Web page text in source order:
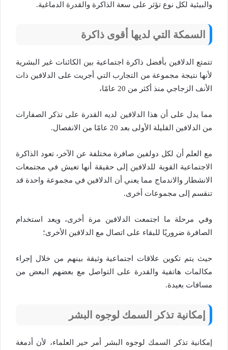
والبيئية لكل نوع تؤثر على سعة الذاكرة والقدرة الدماغية.
السمكة التي لديها أقوى ذاكرة
تتمتع الدلافين بأفضل ذاكرة اجتماعية بين الكائنات غير البشرية
لأنها نتيجة مجموعة من التجارب التي أجريت على الدلافين ذات
الأنف الزجاجي منذ أكثر من 20 عامًا،
مما يدل على أن هذا الدلافين لديه القدرة على تذكر الصفارات
من الدلافين القليلة الأولى بعد 20 عامًا من الانفصال.
مع العلم أن لكل دولفين صافرة مختلفة عن الآخر، تعود الذاكرة
الاجتماعية القوية للدلافين إلى حقيقة أنها تعيش في مجتمعات
الانشطار والاندماج مما يعني أن الدلافين في مجموعة واحدة قد
تنقسم إلى مجموعات أخرى.
وفي مرحلة ما اجتمعت الدلافين مرة أخرى، ويعد استخدام
الصافرة ضروريًا للبقاء على اتصال مع الدلافين الأخرى؛
حيث يتم تكوين علاقات اجتماعية وثيقة بينهم من خلال إجراء
مكالمات هاتفية والقدرة على التواصل مع بعضهم البعض من
مسافات بعيدة.
إمكانية تذكر السمك لوجوه البشر
إمكانية تذكر السمك لوجوه البشر أمر حير العلماء، لأن أدمغة